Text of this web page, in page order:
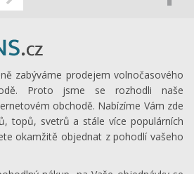
zabýváme prodejem volnočasového
Proto jsme se rozhodli naše
obchodě. Nabízíme Vám zde
topů, svetrů a stále více populárních
okamžitě objednat z pohodlí vašeho